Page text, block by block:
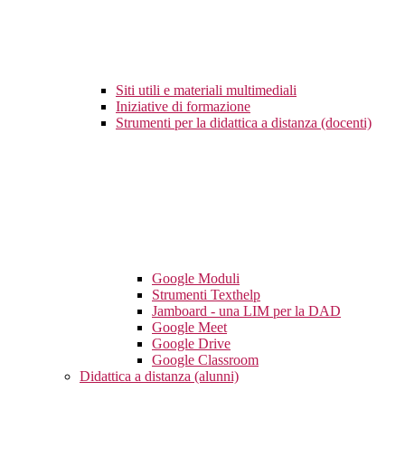
Siti utili e materiali multimediali
Iniziative di formazione
Strumenti per la didattica a distanza (docenti)
Google Moduli
Strumenti Texthelp
Jamboard - una LIM per la DAD
Google Meet
Google Drive
Google Classroom
Didattica a distanza (alunni)